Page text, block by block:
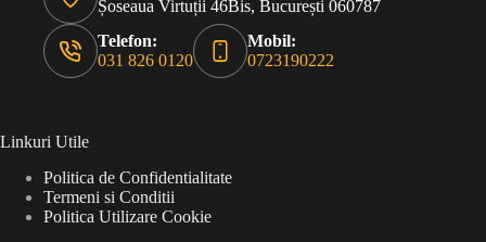
Șoseaua Virtuții 46Bis, București 060787
Telefon:
031 826 0120
Mobil:
0723190222
Linkuri Utile
Politica de Confidentialitate
Termeni si Conditii
Politica Utilizare Cookie